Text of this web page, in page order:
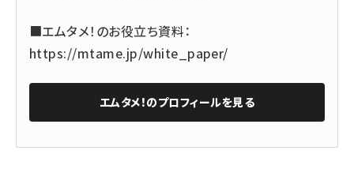
■エムタメ！のお役立ち資料：
https://mtame.jp/white_paper/
エムタメ！のプロフィールを見る